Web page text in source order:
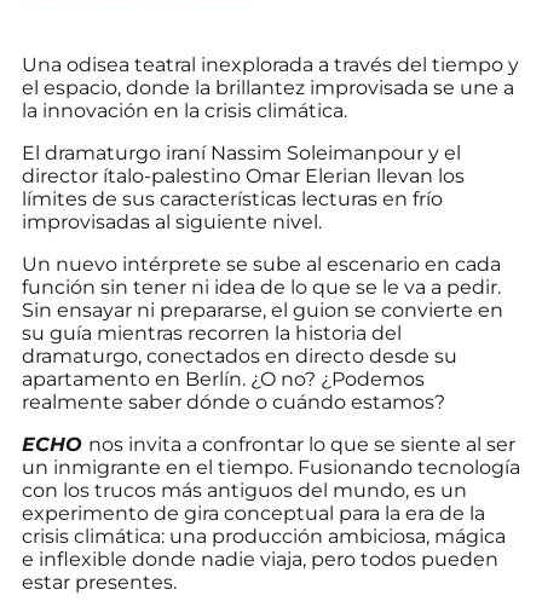
Una odisea teatral inexplorada a través del tiempo y
el espacio, donde la brillantez improvisada se une a
la innovación en la crisis climática.
El dramaturgo iraní Nassim Soleimanpour y el
director ítalo-palestino Omar Elerian llevan los
límites de sus características lecturas en frío
improvisadas al siguiente nivel.
Un nuevo intérprete se sube al escenario en cada
función sin tener ni idea de lo que se le va a pedir.
Sin ensayar ni prepararse, el guion se convierte en
su guía mientras recorren la historia del
dramaturgo, conectados en directo desde su
apartamento en Berlín. ¿O no? ¿Podemos
realmente saber dónde o cuándo estamos?
ECHO nos invita a confrontar lo que se siente al ser
un inmigrante en el tiempo. Fusionando tecnología
con los trucos más antiguos del mundo, es un
experimento de gira conceptual para la era de la
crisis climática: una producción ambiciosa, mágica
e inflexible donde nadie viaja, pero todos pueden
estar presentes.